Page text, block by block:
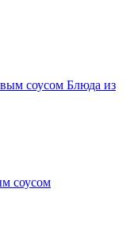
Блюда из
соусом